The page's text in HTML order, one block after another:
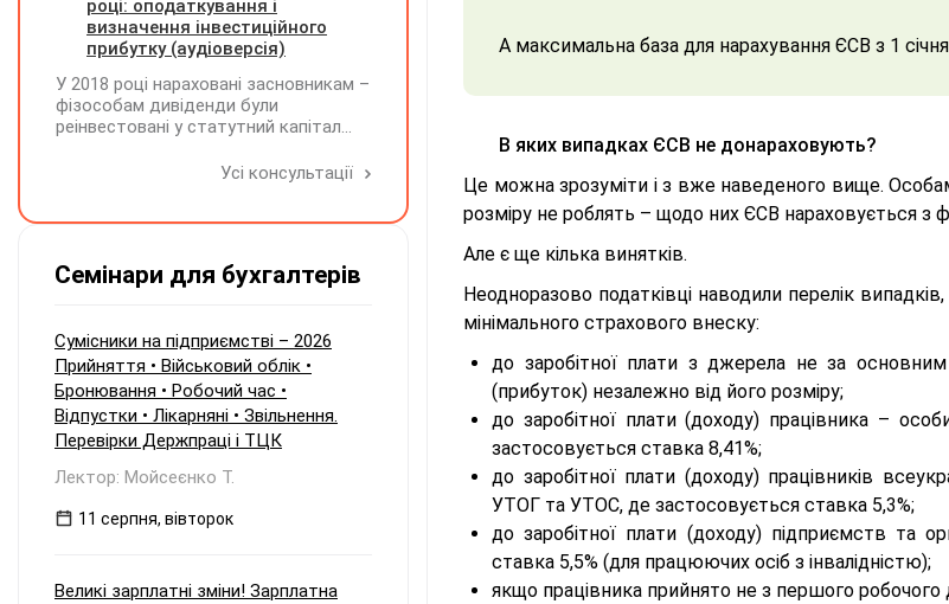
А максимальна база для нарахування ЄСВ з 1
В яких випадках ЄСВ не донараховують?
Це можна зрозуміти і з вже наведеного вище.
розміру не роблять – щодо них ЄСВ нараховується з
Але є ще кілька винятків.
Неодноразово податківці наводили перелік
мінімального страхового внеску:
до заробітної плати з джерела не за
(прибуток) незалежно від його розміру;
до заробітної плати (доходу) працівника –
застосовується ставка 8,41%;
до заробітної плати (доходу) працівників
УТОГ та УТОС, де застосовується ставка 5,3%;
до заробітної плати (доходу) підприємств та
ставка 5,5% (для працюючих осіб з інвалідністю);
якщо працівника прийнято не з першого робочого
№20-ОПП на магазин і землю. Чи
необхідно подавати декларацію з
пільги зазначати?
році: оподаткування і
визначення інвестиційного
прибутку (аудіоверсія)
У 2018 році нараховані засновникам –
фізособам дивіденди були
реінвестовані у статутний капітал
ПДФО та ВЗ. Крім того, статутний
виплатити кошти засновникам. Чи
Усі консультації
Семінари для бухгалтерів
Сумісники на підприємстві – 2026
Прийняття • Військовий облік •
Бронювання • Робочий час •
Відпустки • Лікарняні • Звільнення.
Перевірки Держпраці і ТЦК
Лектор: Мойсеєнко Т.
11 серпня, вівторок
Великі зарплатні зміни! Зарплатна